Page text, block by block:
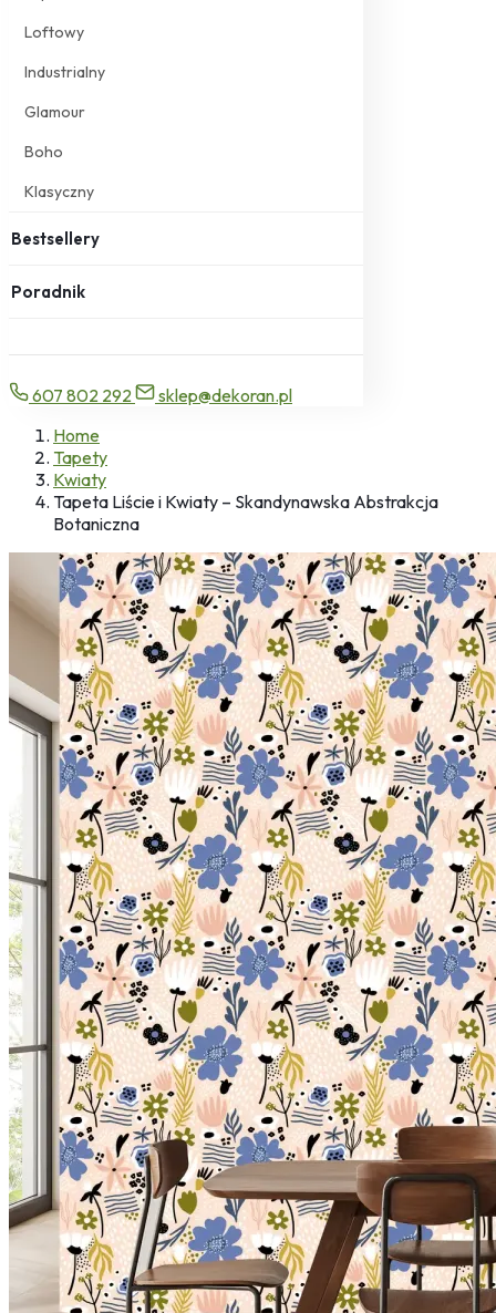
Loftowy
Industrialny
Glamour
Boho
Klasyczny
Bestsellery
Poradnik
607 802 292
sklep@dekoran.pl
Home
Tapety
Kwiaty
Tapeta Liście i Kwiaty – Skandynawska Abstrakcja
Botaniczna